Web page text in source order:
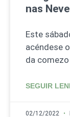
nas
Este
acéndese
da
SEGUIR
02/12/2022